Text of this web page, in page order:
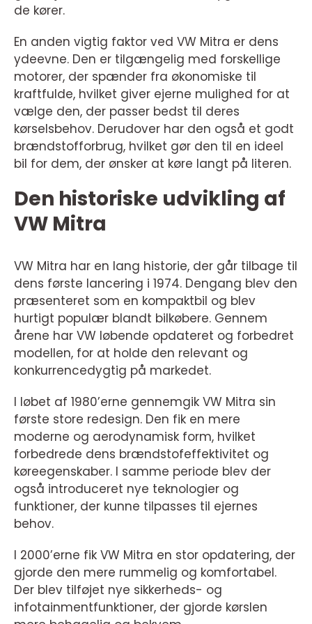
de kører.
En anden vigtig faktor ved VW Mitra er dens
ydeevne. Den er tilgængelig med forskellige
motorer, der spænder fra økonomiske til
kraftfulde, hvilket giver ejerne mulighed for at
vælge den, der passer bedst til deres
kørselsbehov. Derudover har den også et godt
brændstofforbrug, hvilket gør den til en ideel
bil for dem, der ønsker at køre langt på literen.
Den historiske udvikling af
VW Mitra
VW Mitra har en lang historie, der går tilbage til
dens første lancering i 1974. Dengang blev den
præsenteret som en kompaktbil og blev
hurtigt populær blandt bilkøbere. Gennem
årene har VW løbende opdateret og forbedret
modellen, for at holde den relevant og
konkurrencedygtig på markedet.
I løbet af 1980’erne gennemgik VW Mitra sin
første store redesign. Den fik en mere
moderne og aerodynamisk form, hvilket
forbedrede dens brændstofeffektivitet og
køreegenskaber. I samme periode blev der
også introduceret nye teknologier og
funktioner, der kunne tilpasses til ejernes
behov.
I 2000’erne fik VW Mitra en stor opdatering, der
gjorde den mere rummelig og komfortabel.
Der blev tilføjet nye sikkerheds- og
infotainmentfunktioner, der gjorde kørslen